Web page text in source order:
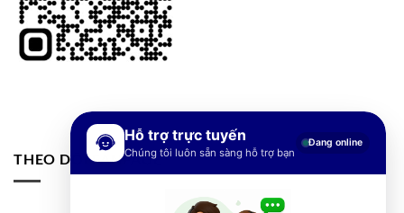
THEO DÕI FANPAGE
Hỗ trợ trực tuyến
Chúng tôi luôn sẵn sàng hỗ trợ bạn
Đang online